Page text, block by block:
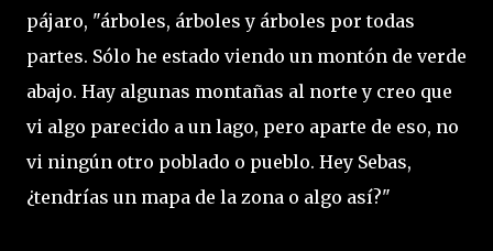
pájaro, "árboles, árboles y árboles por todas
partes. Sólo he estado viendo un montón de verde
abajo. Hay algunas montañas al norte y creo que
vi algo parecido a un lago, pero aparte de eso, no
vi ningún otro poblado o pueblo. Hey Sebas,
¿tendrías un mapa de la zona o algo así?"